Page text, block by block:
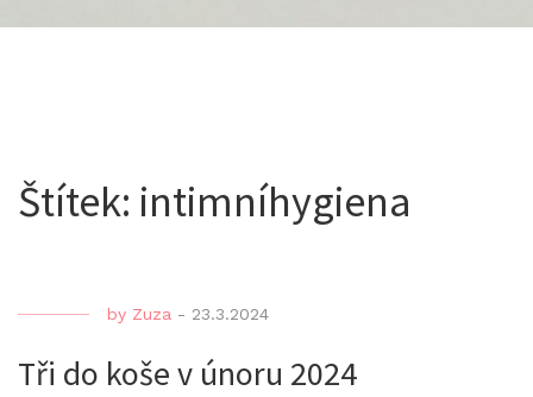
Štítek: intimníhygiena
by Zuza - 23.3.2024
Tři do koše v únoru 2024